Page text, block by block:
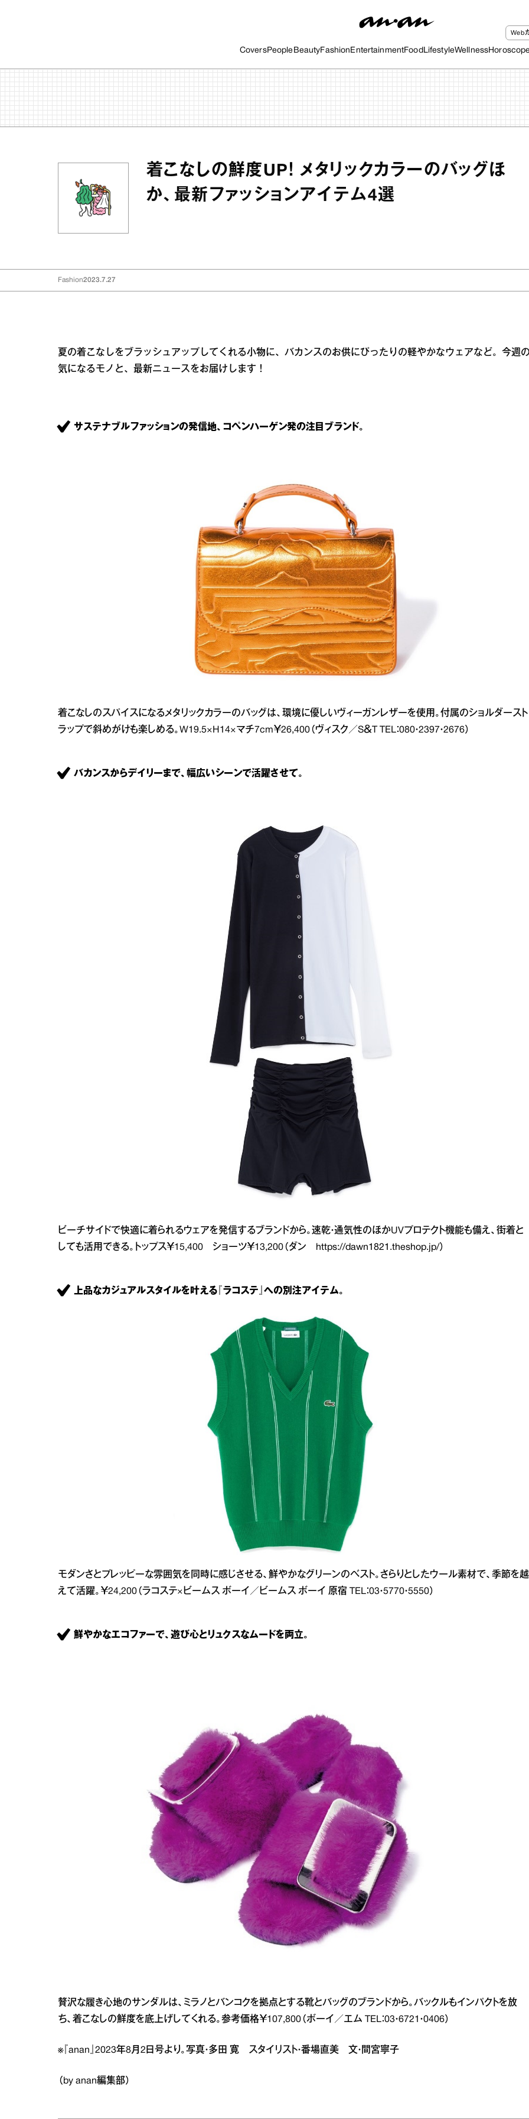
CoversPeople BeautyFashion EntertainmentFood LifestyleWellness
Web
着こなしの鮮度UP！ メタリックカラーのバッグほ
か、最新ファッションアイテム4選
Fashion2023.7.27
夏の着こなしをブラッシュアップしてくれる小物に、バカンスのお供にぴったりの軽やかなウェアなど。今週
気になるモノと、最新ニュースをお届けします！
サステナブルファッションの発信地、コペンハーゲン発の注目ブランド。
着こなしのスパイスになるメタリックカラーのバッグは、環境に優しいヴィーガンレザーを使用。付属のショルダースト
ラップで斜めがけも楽しめる。W19.5×H14×マチ7cm￥26,400（ヴィスク／S＆T TEL：080・2397・2676）
バカンスからデイリーまで、幅広いシーンで活躍させて。
ビーチサイドで快適に着られるウェアを発信するブランドから。速乾・通気性のほかUVプロテクト機能も備え、街着と
しても活用できる。トップス￥15,400 ショーツ￥13,200（ダン
https://dawn1821.theshop.jp/）
上品なカジュアルスタイルを叶える『ラコステ』への別注アイテム。
モダンさとプレッピーな雰囲気を同時に感じさせる、鮮やかなグリーンのベスト。さらりとしたウール素材で、季節を越
えて活躍。￥24,200（ラコステ×ビームス ボーイ／ビームス ボーイ 原宿 TEL：03・5770・5550）
鮮やかなエコファーで、遊び心とリュクスなムードを両立。
贅沢な履き心地のサンダルは、ミラノとバンコクを拠点とする靴とバッグのブランドから。バックルもインパクトを放
ち、着こなしの鮮度を底上げしてくれる。参考価格￥107,800（ボーイ／エム TEL：03・6721・0406）
※『anan』2023年8月2日号より。写真・多田 寛 スタイリスト・番場直美 文・間宮寧子
（by anan編集部）